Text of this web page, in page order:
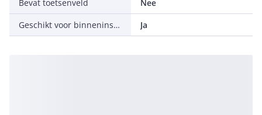
Bevat toetsenveld
Nee
Geschikt voor binneninstallatie
Ja